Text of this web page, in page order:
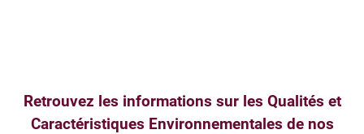
Retrouvez les informations sur les Qualités et
Caractéristiques Environnementales de nos